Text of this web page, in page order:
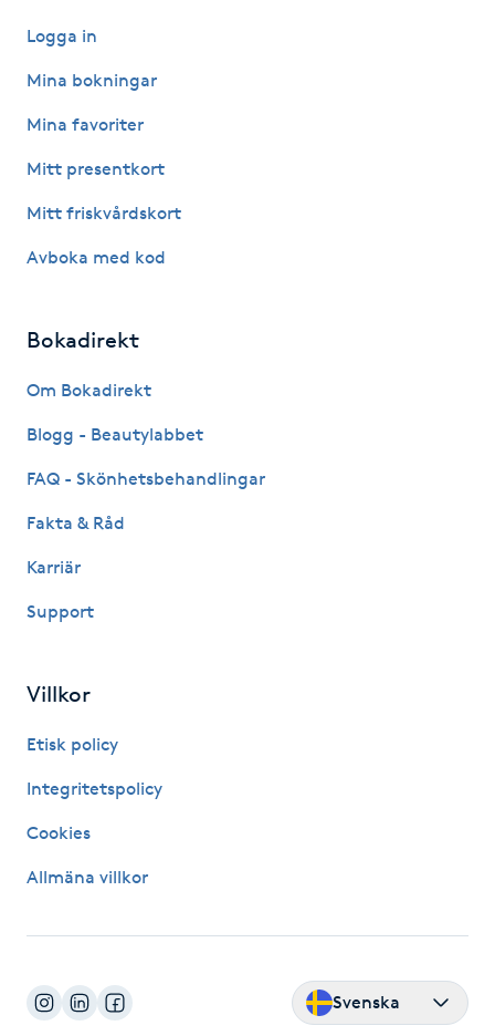
Läpptatuering
M
Makeup
Massage
Meditation
Megavolymfransar
Melasma
Mesoterapi
MicroPen
Mixfransar
Nagelförlängning akryl
Logga in
Mina bokningar
Mina favoriter
Mitt presentkort
Mitt friskvårdskort
Avboka med kod
Bokadirekt
Om Bokadirekt
Blogg - Beautylabbet
FAQ - Skönhetsbehandlingar
Fakta & Råd
Karriär
Support
Villkor
Etisk policy
Integritetspolicy
Cookies
Allmäna villkor
Svenska